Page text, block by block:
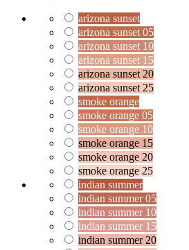
arizona sunset
arizona sunset 05
arizona sunset 10
arizona sunset 15
arizona sunset 20
arizona sunset 25
smoke orange
smoke orange 05
smoke orange 10
smoke orange 15
smoke orange 20
smoke orange 25
indian summer
indian summer 05
indian summer 10
indian summer 15
indian summer 20